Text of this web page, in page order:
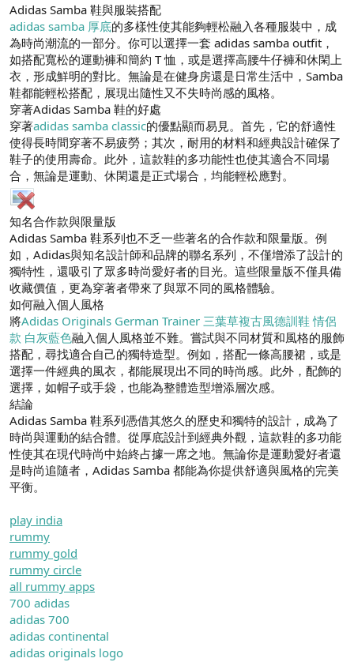
Adidas Samba 鞋與服裝搭配
adidas samba 厚底的多樣性使其能夠輕松融入各種服裝中，成
為時尚潮流的一部分。你可以選擇一套 adidas samba outfit，
如搭配寬松的運動褲和簡約 T 恤，或是選擇高腰牛仔褲和休閑上
衣，形成鮮明的對比。無論是在健身房還是日常生活中，Samba
鞋都能輕松搭配，展現出隨性又不失時尚感的風格。
穿著Adidas Samba 鞋的好處
穿著adidas samba classic的優點顯而易見。首先，它的舒適性
使得長時間穿著不易疲勞；其次，耐用的材料和經典設計確保了
鞋子的使用壽命。此外，這款鞋的多功能性也使其適合不同場
合，無論是運動、休閑還是正式場合，均能輕松應對。
知名合作款與限量版
Adidas Samba 鞋系列也不乏一些著名的合作款和限量版。例
如，Adidas與知名設計師和品牌的聯名系列，不僅增添了設計的
獨特性，還吸引了眾多時尚愛好者的目光。這些限量版不僅具備
收藏價值，更為穿著者帶來了與眾不同的風格體驗。
如何融入個人風格
將Adidas Originals German Trainer 三葉草複古風德訓鞋 情侶
款 白灰藍色融入個人風格並不難。嘗試與不同材質和風格的服飾
搭配，尋找適合自己的獨特造型。例如，搭配一條高腰裙，或是
選擇一件經典的風衣，都能展現出不同的時尚感。此外，配飾的
選擇，如帽子或手袋，也能為整體造型增添層次感。
結論
Adidas Samba 鞋系列憑借其悠久的歷史和獨特的設計，成為了
時尚與運動的結合體。從厚底設計到經典外觀，這款鞋的多功能
性使其在現代時尚中始終占據一席之地。無論你是運動愛好者還
是時尚追隨者，Adidas Samba 都能為你提供舒適與風格的完美
平衡。
play india
rummy
rummy gold
rummy circle
all rummy apps
700 adidas
adidas 700
adidas continental
adidas originals logo